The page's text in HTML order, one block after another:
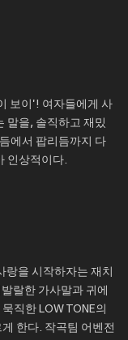
보이'! 여자들에게 사
말을, 솔직하고 재밌
에서 팝리듬까지 다
인상적이다.
을 시작하자는 재치
랄한 가사말과 귀에
직한 LOW TONE의
한다. 작곡팀 어벤전